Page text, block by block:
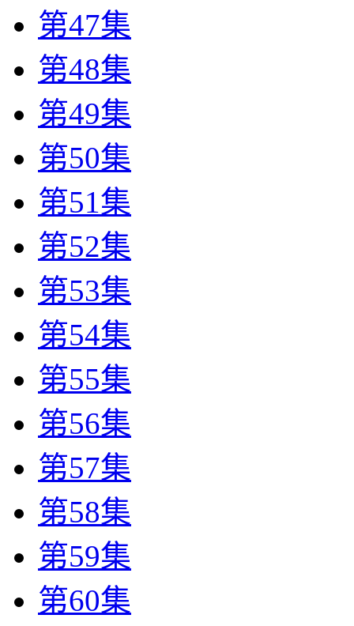
第47集
第48集
第49集
第50集
第51集
第52集
第53集
第54集
第55集
第56集
第57集
第58集
第59集
第60集